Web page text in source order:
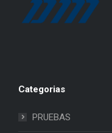
Categorias
PRUEBAS